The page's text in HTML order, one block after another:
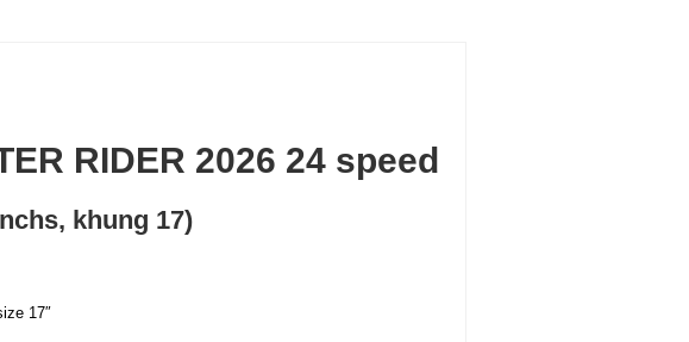
RIDER 2026 24 speed
khung 17)
17″